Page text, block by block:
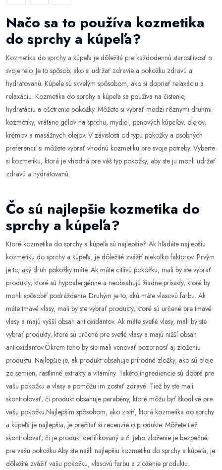
Načo sa to používa kozmetika
do sprchy a kúpeľa?
Kozmetika do sprchy a kúpeľa je dôležitá pre každodennú starostlivosť o
svoje telo. Je to spôsob, ako si udržať zdravie a pokožku zdravú a
hydratovanú. Kúpele sú skvelým spôsobom, ako si dopriať relaxáciu a
relaxáciu. Kozmetika do sprchy a kúpeľa sa používa na čistenie,
hydratáciu a ošetrenie pokožky. Môžete si vybrať medzi rôznymi druhmi
kozmetiky, vrátane gélov na sprchu, mydiel, penových kúpeľov, olejov,
krémov a masážnych olejov. V závislosti od typu pokožky a osobných
preferencií si môžete vybrať vhodnú kozmetiku pre svoje potreby. Vyberte
si kozmetiku, ktorá je vhodná pre váš typ pokožky, aby ste ju mohli udržať
zdravú a hydratovanú.
Čo sú najlepšie kozmetika do
sprchy a kúpeľa?
Ktoré kozmetika do sprchy a kúpeľa sú najlepšie? Ak hľadáte najlepšiu
kozmetiku do sprchy a kúpeľa, je dôležité zvážiť niekoľko faktorov. Prvým
je to, aký druh pokožky máte. Ak máte citlivú pokožku, mali by ste vybrať
produkty, ktoré sú hypoalergénne a neobsahujú žiadne prísady, ktoré by
mohli spôsobiť podráždenie. Druhým je to, akú máte vlasovú farbu. Ak
máte tmavé vlasy, mali by ste vybrať produkty, ktoré sú určené pre tmavé
vlasy a majú vyšší obsah antioxidantov. Ak máte svetlé vlasy, mali by ste
vybrať produkty, ktoré sú určené pre svetlé vlasy a majú nižší obsah
antioxidantov.Okrem toho by ste mali venovať pozornosť aj zloženiu
produktu. Najlepšie je, ak produkt obsahuje prírodné zložky, ako sú oleje
zo semien, rastlinné extrakty a vitamíny. Takéto ingrediencie sú dobré pre
vašu pokožku a vlasy a pomôžu im zostať zdravé. Tiež by ste mali
skontrolovať, či produkt obsahuje parabény, ktoré môžu byť škodlivé pre
vašu pokožku.Najlepším spôsobom, ako zistiť, ktorá kozmetika do sprchy
a kúpeľa je najlepšia, je prečítať si recenzie o produkte. Môžete tiež
skontrolovať, či je produkt certifikovaný a či jeho zloženie je bezpečné
pre vašu pokožku.Aby ste našli najlepšiu kozmetiku do sprchy a kúpeľa, je
dôležité zvážiť vašu pokožku, vlasovú farbu a zloženie produktu.